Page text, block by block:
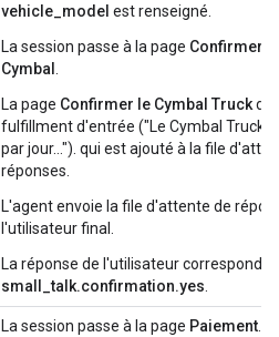
vehicle_model est renseigné.
La session passe à la page Confirmer
Cymbal
La page Confirmer le Cymbal Truck
fulfillment d'entrée ("Le Cymbal Truck
par jour…"). qui est ajouté à la file
réponses.
L'agent envoie la file d'attente de
l'utilisateur final.
La réponse de l'utilisateur correspond à
small_talk.confirmation.yes
La session passe à la page Paiement